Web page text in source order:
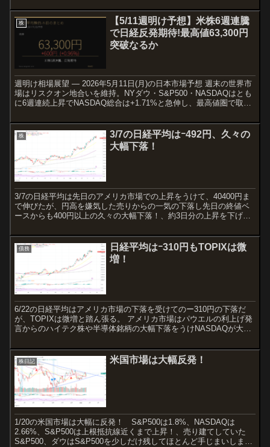
株
【5/11週明け予想】米株6週連騰
で日経反発期待!最高値63,300円
突破なるか
週明け相場展望 — 2026年5月11日(月)の日本市場予想 週末の世界市
場はリスクオン地合いを維持。NYダウ・S&P500・NASDAQはとも
に6週連続上昇でNASDAQ総合は+1.71%と急伸し、最高値圏で取引
株
3/7の日経平均はｰ492円、久々の
大幅下落！
3/7の日経平均は先日のアメリカ市場での上昇をうけて、40400円ま
で伸びたが、円高を嫌気した売りからの一気の下落し先日の終値ベ
ースからも400円以上の久々の大幅下落！、約3日分の上昇を下げ
債務
日経平均はｰ310円もTOPIXは微
増！
6/22の日経平均はアメリカ市場の下落を受けてのー310円の下落だ
が、TOPIXは微増と踏ん張る。 アメリカ市場はパウエルの利上げ発
言からのハイテク株や半導体銘柄の大幅下落をうけNASDAQが大幅
株日記 米国市場は大幅反発！
1/20の米国市場は大幅に反発！ S&P500は1.8%、NASDAQは
2.66%、S&P500は上根抵抗線近くまで上昇！、売り建てしていた
S&P500、ダウはS&P500を少しだけ残してほとんど手じまいしまし